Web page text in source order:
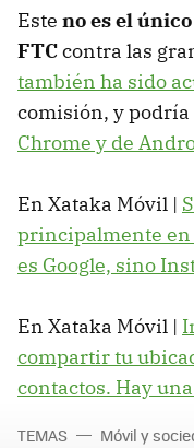
Este no es el
FTCcontra las
también ha sido
comisión, y podría
Chrome y de
En Xataka Móvil |
principalmente
es Google, sino
En Xataka Móvil |
compartir tu
contactos. Hay
TEMAS Móvil y